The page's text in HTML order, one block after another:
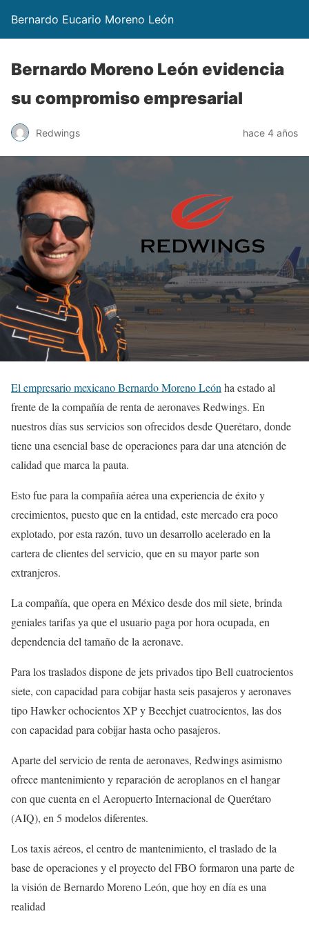
Bernardo Eucario Moreno León
Bernardo Moreno León evidencia
su compromiso empresarial
Redwings hace 4 años
El empresario mexicano Bernardo Moreno León ha estado al
frente de la compañía de renta de aeronaves Redwings. En
nuestros días sus servicios son ofrecidos desde Querétaro, donde
tiene una esencial base de operaciones para dar una atención de
calidad que marca la pauta.
Esto fue para la compañía aérea una experiencia de éxito y
crecimientos, puesto que en la entidad, este mercado era poco
explotado, por esta razón, tuvo un desarrollo acelerado en la
cartera de clientes del servicio, que en su mayor parte son
extranjeros.
La compañía, que opera en México desde dos mil siete, brinda
geniales tarifas ya que el usuario paga por hora ocupada, en
dependencia del tamaño de la aeronave.
Para los traslados dispone de jets privados tipo Bell cuatrocientos
siete, con capacidad para cobijar hasta seis pasajeros y aeronaves
tipo Hawker ochocientos XP y Beechjet cuatrocientos, las dos
con capacidad para cobijar hasta ocho pasajeros.
Aparte del servicio de renta de aeronaves, Redwings asimismo
ofrece mantenimiento y reparación de aeroplanos en el hangar
con que cuenta en el Aeropuerto Internacional de Querétaro
(AIQ), en 5 modelos diferentes.
Los taxis aéreos, el centro de mantenimiento, el traslado de la
base de operaciones y el proyecto del FBO formaron una parte de
la visión de Bernardo Moreno León, que hoy en día es una
realidad